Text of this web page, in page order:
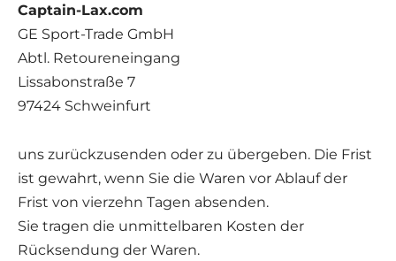
Captain-Lax.com
GE Sport-Trade GmbH
Abtl. Retoureneingang
Lissabonstraße 7
97424 Schweinfurt
uns zurückzusenden oder zu übergeben. Die Frist
ist gewahrt, wenn Sie die Waren vor Ablauf der
Frist von vierzehn Tagen absenden.
Sie tragen die unmittelbaren Kosten der
Rücksendung der Waren.